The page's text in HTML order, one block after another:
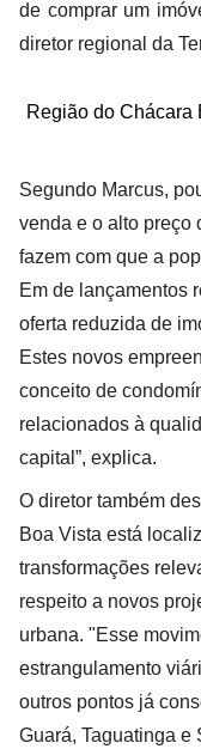
de comprar um
diretor regional da
Região do Chácara
Segundo Marcus,
venda e o alto preço
fazem com que a
Em de lançamentos
oferta reduzida de
Estes novos
conceito de
relacionados à
capital”, explica.
O diretor também
Boa Vista está
transformações
respeito a novos
urbana. "Esse
estrangulamento
outros pontos já
Guará, Taguatinga e